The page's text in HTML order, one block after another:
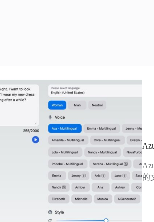
的